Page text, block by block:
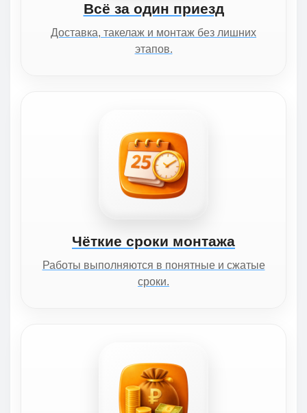
Всё за один приезд
Доставка, такелаж и монтаж без лишних
этапов.
Чёткие сроки монтажа
Работы выполняются в понятные и сжатые
сроки.